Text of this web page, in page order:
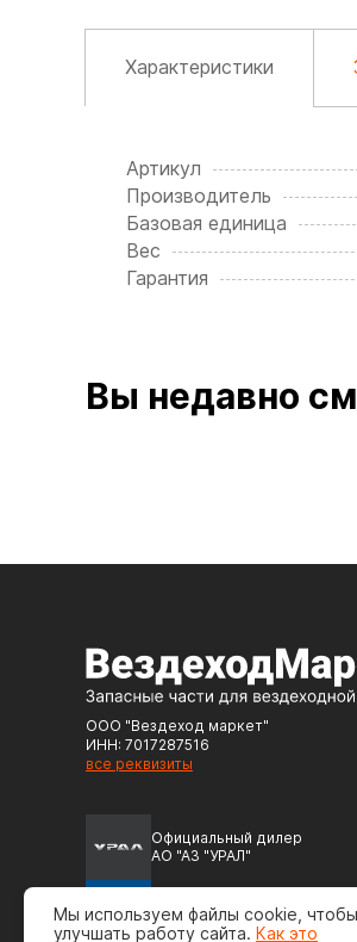
Характеристики
Артикул
Производитель
Базовая единица
Вес
Гарантия
Вы недавно
ООО "Вездеход маркет"
ИНН: 7017287516
все реквизиты
Официальный дилер
АО "АЗ "УРАЛ"
Официальный дилер
ПАО "Автодизель" (ЯМЗ)
Мы используем файлы cookie, чтобы
улучшать работу сайта. Как это